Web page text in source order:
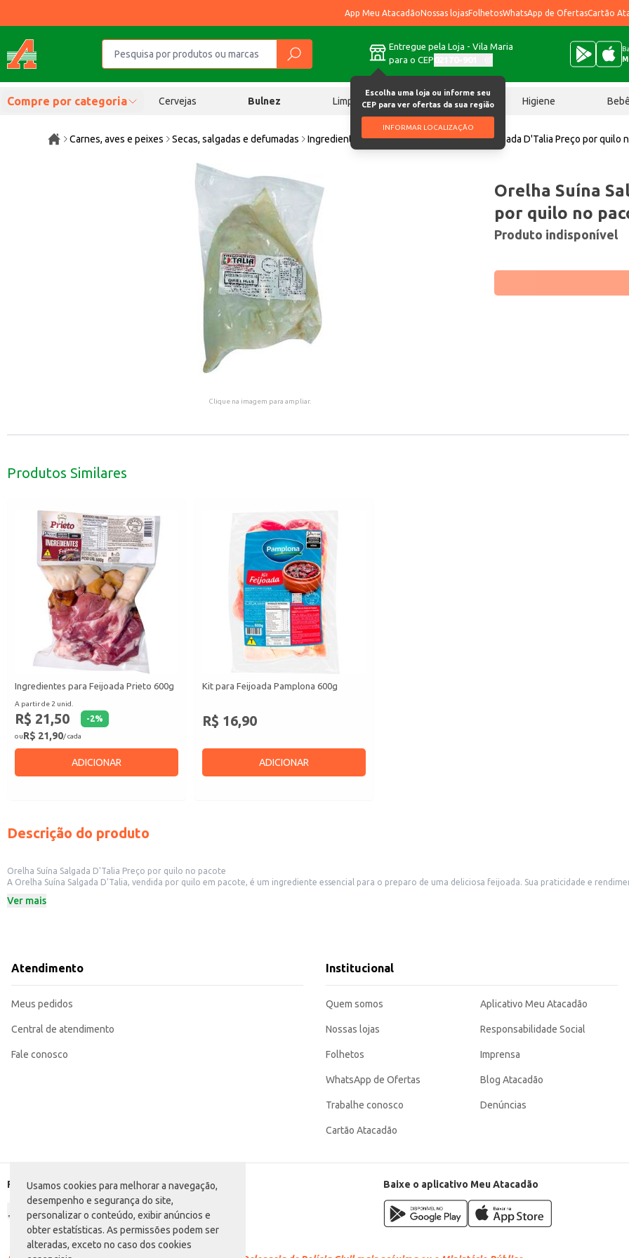
Usamos cookies para melhorar a navegação,
desempenho e segurança do site,
personalizar o conteúdo, exibir anúncios e
obter estatísticas. As permissões podem ser
alteradas, exceto no caso dos cookies
App Meu AtacadãoNossas lojasFolhetosWhatsApp de OfertasCartão
Entregue pela Loja - Vila Maria
para o CEP
Escolha uma loja ou informe seu
CEP para ver ofertas da sua região
INFORMAR LOCALIZAÇÃO
Compre por categoria Cervejas Bulnez Limpeza Chocolates Higiene
Carnes, aves e peixes Secas, salgadas e defumadas Ingredientes para feijoada Orelha Suína Salgada D'Talia Preço por quilo
Clique na imagem para ampliar.
Orelha Suína
por quilo no
Produto indisponível
Produtos Similares
Ingredientes para Feijoada Prieto 600g
A partir de 2 unid.
R$ 21,50 -2%
ouR$ 21,90/ cada
ADICIONAR
Kit para Feijoada Pamplona 600g
R$ 16,90
ADICIONAR
Descrição do produto
Orelha Suína Salgada D'Talia Preço por quilo no pacote
A Orelha Suína Salgada D'Talia, vendida por quilo em pacote, é um ingrediente essencial para o preparo de uma deliciosa feijoada. Sua praticidade e rendimento a tornam uma excelente opção para restaurantes, cozinhas industriais, e
Dicas de Uso:
A Orelha Suína Salgada D'Talia oferece um produto consistente e de boa procedência, sendo uma escolha eficiente para
Marca: D'Talia
Departamento: Carnes, aves e peixes
Venda: Por quilo em pacote
Ver mais
Atendimento
Meus pedidos
Central de atendimento
Fale conosco
Institucional
Quem somos
Nossas lojas
Folhetos
WhatsApp de Ofertas
Trabalhe conosco
Cartão Atacadão
Aplicativo Meu Atacadão
Responsabilidade Social
Imprensa
Blog Atacadão
Denúncias
Formas de pagamento Baixe o aplicativo Meu Atacadão